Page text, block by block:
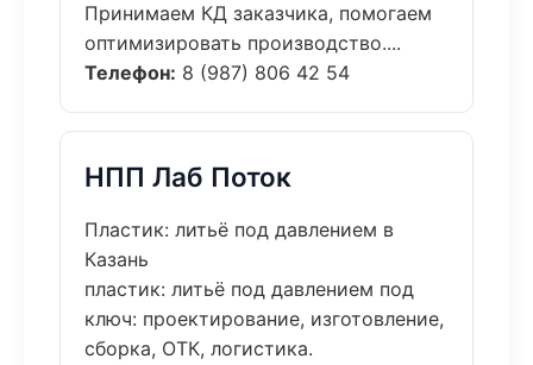
Принимаем КД заказчика, помогаем
оптимизировать производство....
Телефон: 8 (987) 806 42 54
НПП Лаб Поток
Пластик: литьё под давлением в
Казань
пластик: литьё под давлением под
ключ: проектирование, изготовление,
сборка, ОТК, логистика.